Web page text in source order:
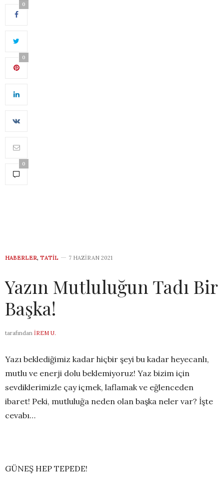
0
0
0
HABERLER, TATIL 7 HAZIRAN 2021
Yazın Mutluluğun Tadı Bir
Başka!
tarafından İREM U.
Yazı beklediğimiz kadar hiçbir şeyi bu kadar heyecanlı,
mutlu ve enerji dolu beklemiyoruz! Yaz bizim için
sevdiklerimizle çay içmek, laflamak ve eğlenceden
ibaret! Peki, mutluluğa neden olan başka neler var? İşte
cevabı…
GÜNEŞ HEP TEPEDE!